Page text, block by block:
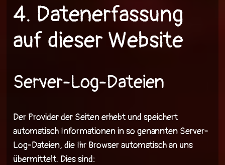
4. Datenerfassung
auf dieser Website
Server-Log-Dateien
Der Provider der Seiten erhebt und speichert
automatisch Informationen in so genannten Server-
Log-Dateien, die Ihr Browser automatisch an uns
übermittelt. Dies sind: